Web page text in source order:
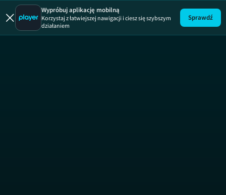
Wstęp
Wypróbuj aplikację mobilną
Korzystaj z łatwiejszej nawigacji i ciesz się szybszym
działaniem
Sprawdź